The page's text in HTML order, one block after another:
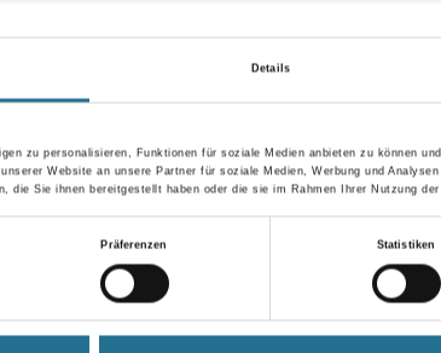
Details
zu personalisieren, Funktionen für soziale Medien anbieten zu können
Website an unsere Partner für soziale Medien, Werbung und
die Sie ihnen bereitgestellt haben oder die sie im Rahmen Ihrer Nutzung
Präferenzen Statistiken
streifenfrei
Lösung.
Farbtonbezeichnung